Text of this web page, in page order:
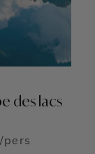
des lacs
/pers